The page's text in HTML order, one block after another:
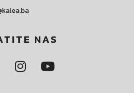
NAS